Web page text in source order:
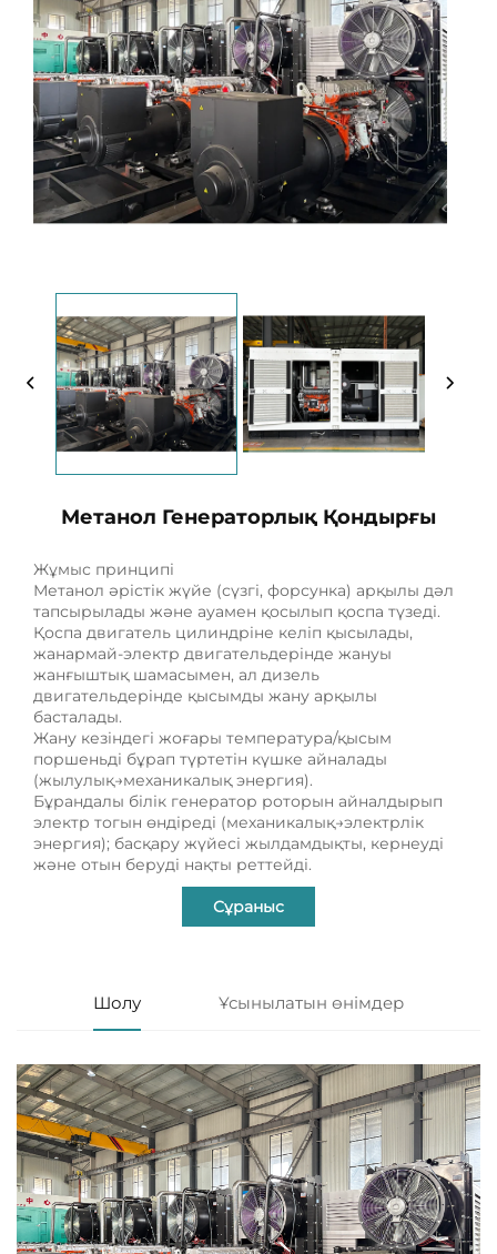
Метанол Генераторлық Қондырғы
Жұмыс принципі
Метанол әрістік жүйе (сүзгі, форсунка) арқылы дәл
тапсырылады және ауамен қосылып қоспа түзеді.
Қоспа двигатель цилиндріне келіп қысылады,
жанармай-электр двигательдерінде жануы
жанғыштық шамасымен, ал дизель
двигательдерінде қысымды жану арқылы
басталады.
Жану кезіндегі жоғары температура/қысым
поршеньді бұрап түртетін күшке айналады
(жылулық→механикалық энергия).
Бұрандалы білік генератор роторын айналдырып
электр тогын өндіреді (механикалық→электрлік
энергия); басқару жүйесі жылдамдықты, кернеуді
және отын беруді нақты реттейді.
Сұраныс
Шолу Ұсынылатын өнімдер